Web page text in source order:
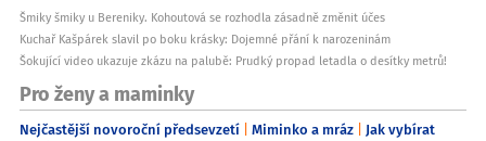
Šmiky šmiky u Bereniky. Kohoutová se rozhodla zásadně změnit účes
Kuchař Kašpárek slavil po boku krásky: Dojemné přání k narozeninám
Šokující video ukazuje zkázu na palubě: Prudký propad letadla o desítky metrů!
Pro ženy a maminky
Nejčastější novoroční předsevzetí Miminko a mráz Jak vybírat